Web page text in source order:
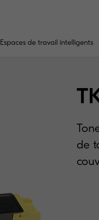
Espaces de travail intelligents
de